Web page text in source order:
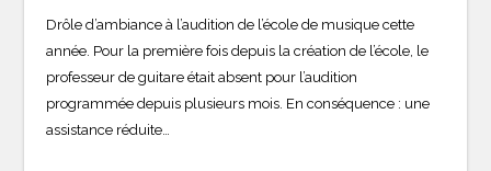
Drôle d’ambiance à l’audition de l’école de musique cette
année. Pour la première fois depuis la création de l’école, le
professeur de guitare était absent pour l’audition
programmée depuis plusieurs mois. En conséquence : une
assistance réduite…